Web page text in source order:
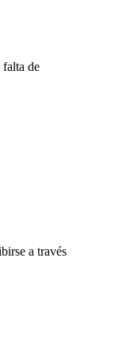
falta de
a través